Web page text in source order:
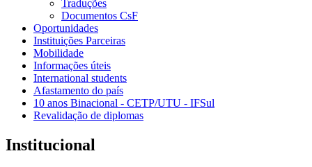
Traduções
Documentos CsF
Oportunidades
Instituições Parceiras
Mobilidade
Informações úteis
International students
Afastamento do país
10 anos Binacional - CETP/UTU - IFSul
Revalidação de diplomas
Institucional